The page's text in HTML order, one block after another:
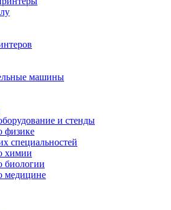
машины
и стенды
физике
специальностей
химии
биологии
медицине